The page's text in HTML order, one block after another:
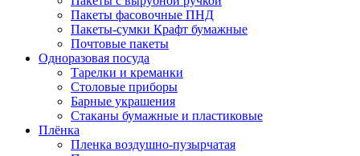
Пакеты фасовочные ПНД
Пакеты-сумки Крафт бумажные
Почтовые пакеты
Одноразовая посуда
Тарелки и креманки
Столовые приборы
Барные украшения
Стаканы бумажные и пластиковые
Плёнка
Пленка воздушно-пузырчатая